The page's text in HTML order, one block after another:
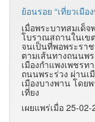
ย้อนรอย “เที่ยวเมื
เมื่อพระบาทสมเด็จ
โบราณสถานในเขต
จนเป็นที่พอพระรา
ตามเส้นทางถนนพ
เมืองกำแพงเพชร
ถนนพระร่วง ผ่านเ
เมืองบางพาน โดย
เที่ยง
เผยแพร่เมื่อ 25-